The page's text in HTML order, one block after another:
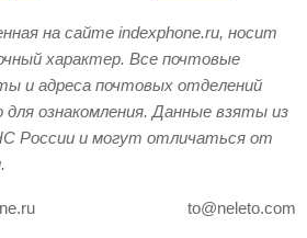
на сайте indexphone.ru, носит
характер. Все почтовые
и адреса почтовых отделений
для ознакомления. Данные взяты из
России и могут отличаться от
to@neleto.com